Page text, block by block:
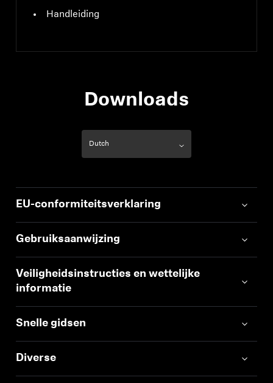
Handleiding
Downloads
EU-conformiteitsverklaring
Gebruiksaanwijzing
Veiligheidsinstructies en wettelijke
informatie
Snelle gidsen
Diverse